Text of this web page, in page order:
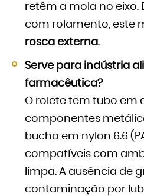
retêm a mola no eixo.
com rolamento, este
rosca externa.
Serve para indústria
farmacêutica?
O rolete tem tubo em
componentes
bucha em nylon 6.6
compatíveis com
limpa. A ausência de
contaminação por